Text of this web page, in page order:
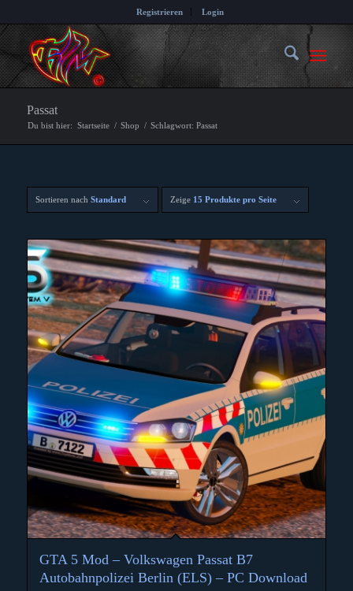
Registrieren Login
Passat
Du bist hier: Startseite / Shop / Schlagwort: Passat
Sortieren nach Standard Zeige 15 Produkte pro Seite
GTA 5 Mod – Volkswagen Passat B7
Autobahnpolizei Berlin (ELS) – PC Download